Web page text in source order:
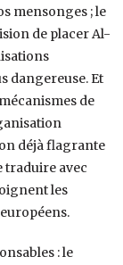
mensonges ; le
de placer Al-
dangereuse. Et
de
déjà flagrante
traduire avec
les
: le